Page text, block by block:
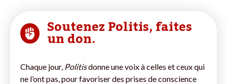
Soutenez Politis, faites
un don.
Chaque jour, Politisdonne une voix à celles et ceux qui
ne l’ont pas, pour favoriser des prises de conscience